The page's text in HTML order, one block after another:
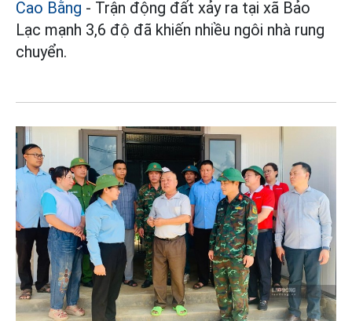
Cao Bằng - Trận động đất xảy ra tại xã Bảo
Lạc mạnh 3,6 độ đã khiến nhiều ngôi nhà rung
chuyển.